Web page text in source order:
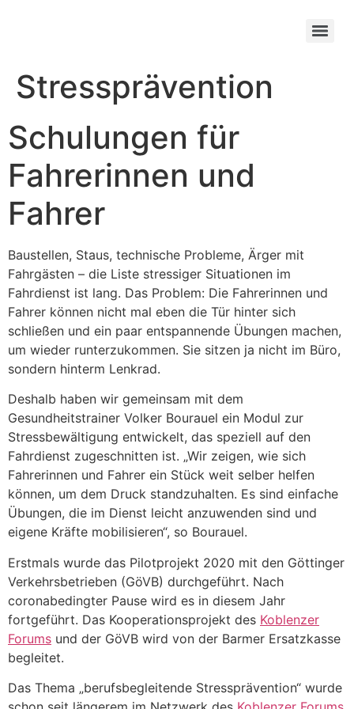
Stressprävention
Schulungen für
Fahrerinnen und
Fahrer
Baustellen, Staus, technische Probleme, Ärger mit
Fahrgästen – die Liste stressiger Situationen im
Fahrdienst ist lang. Das Problem: Die Fahrerinnen und
Fahrer können nicht mal eben die Tür hinter sich
schließen und ein paar entspannende Übungen machen,
um wieder runterzukommen. Sie sitzen ja nicht im Büro,
sondern hinterm Lenkrad.
Deshalb haben wir gemeinsam mit dem
Gesundheitstrainer Volker Bourauel ein Modul zur
Stressbewältigung entwickelt, das speziell auf den
Fahrdienst zugeschnitten ist. „Wir zeigen, wie sich
Fahrerinnen und Fahrer ein Stück weit selber helfen
können, um dem Druck standzuhalten. Es sind einfache
Übungen, die im Dienst leicht anzuwenden sind und
eigene Kräfte mobilisieren“, so Bourauel.
Erstmals wurde das Pilotprojekt 2020 mit den Göttinger
Verkehrsbetrieben (GöVB) durchgeführt. Nach
coronabedingter Pause wird es in diesem Jahr
fortgeführt. Das Kooperationsprojekt des Koblenzer
Forums und der GöVB wird von der Barmer Ersatzkasse
begleitet.
Das Thema „berufsbegleitende Stressprävention“ wurde